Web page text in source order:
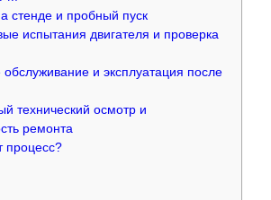
стенде и пробный пуск
испытания двигателя и проверка
обслуживание и эксплуатация после
технический осмотр и
ремонта
процесс?